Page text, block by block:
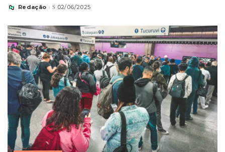
Posted
Redação 02/06/2025